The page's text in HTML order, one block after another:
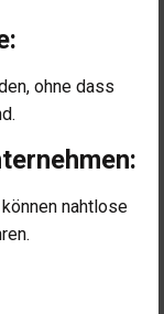
ohne dass
nahtlose